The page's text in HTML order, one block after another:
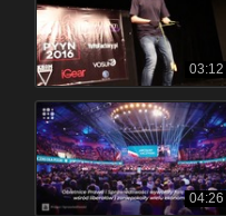
03:12
04:26